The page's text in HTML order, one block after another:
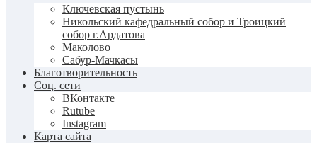
Ключевская пустынь
Никольский кафедральный собор и Троицкий
собор г.Ардатова
Маколово
Сабур-Мачкасы
Благотворительность
Соц. сети
ВКонтакте
Rutube
Instagram
Карта сайта